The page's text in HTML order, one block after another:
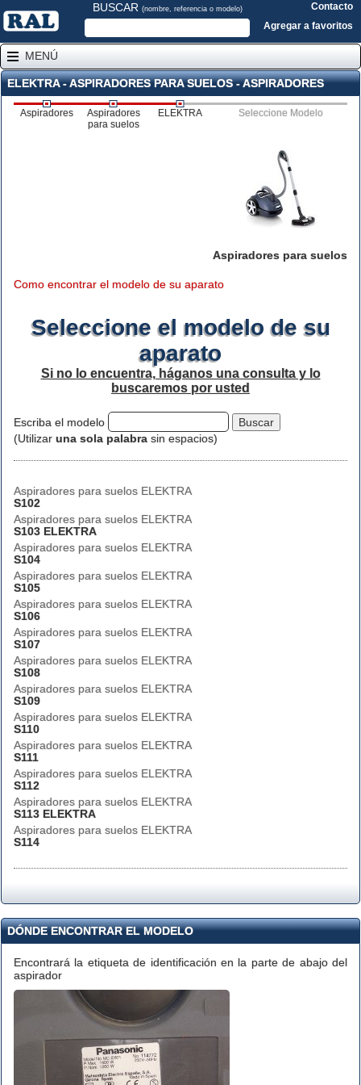
BUSCAR (nombre, referencia o modelo)
Contacto
Agregar a favoritos
MENÚ
ELEKTRA - ASPIRADORES PARA SUELOS - ASPIRADORES
Aspiradores
Aspiradores
para suelos
ELEKTRA Seleccione Modelo
Aspiradores para suelos
Como encontrar el modelo de su aparato
Seleccione el modelo de su
aparato
Si no lo encuentra, háganos una consulta y lo
buscaremos por usted
Escriba el modelo
(Utilizar una sola palabra sin espacios)
Aspiradores para suelos ELEKTRA
S102
Aspiradores para suelos ELEKTRA
S103 ELEKTRA
Aspiradores para suelos ELEKTRA
S104
Aspiradores para suelos ELEKTRA
S105
Aspiradores para suelos ELEKTRA
S106
Aspiradores para suelos ELEKTRA
S107
Aspiradores para suelos ELEKTRA
S108
Aspiradores para suelos ELEKTRA
S109
Aspiradores para suelos ELEKTRA
S110
Aspiradores para suelos ELEKTRA
S111
Aspiradores para suelos ELEKTRA
S112
Aspiradores para suelos ELEKTRA
S113 ELEKTRA
Aspiradores para suelos ELEKTRA
S114
DÓNDE ENCONTRAR EL MODELO
Encontrará la etiqueta de identificación en la parte de abajo del
aspirador